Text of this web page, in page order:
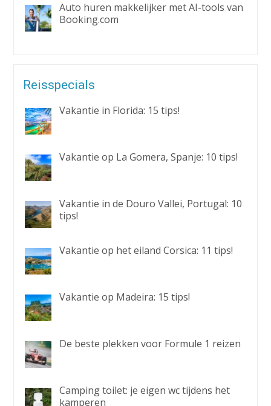
Auto huren makkelijker met AI-tools van
Booking.com
Reisspecials
Vakantie in Florida: 15 tips!
Vakantie op La Gomera, Spanje: 10 tips!
Vakantie in de Douro Vallei, Portugal: 10
tips!
Vakantie op het eiland Corsica: 11 tips!
Vakantie op Madeira: 15 tips!
De beste plekken voor Formule 1 reizen
Camping toilet: je eigen wc tijdens het
kamperen